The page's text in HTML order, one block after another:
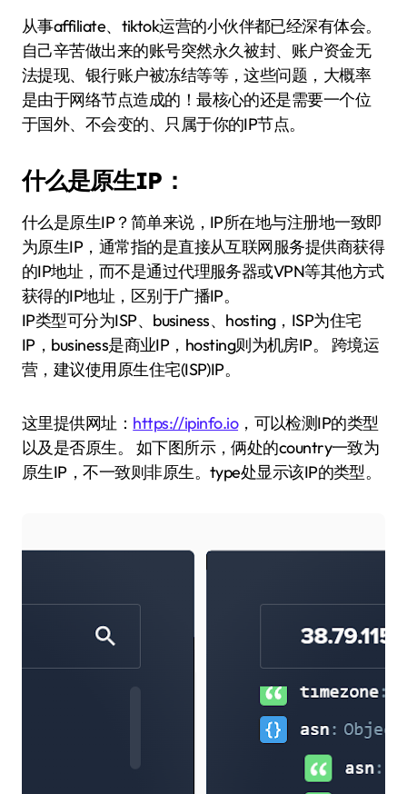
从事affiliate、tiktok运营的小伙伴都已经深有体会。
自己辛苦做出来的账号突然永久被封、账户资金无
法提现、银行账户被冻结等等，这些问题，大概率
是由于网络节点造成的！最核心的还是需要一个位
于国外、不会变的、只属于你的IP节点。
什么是原生IP：
什么是原生IP？简单来说，IP所在地与注册地一致即
为原生IP，通常指的是直接从互联网服务提供商获得
的IP地址，而不是通过代理服务器或VPN等其他方式
获得的IP地址，区别于广播IP。
IP类型可分为ISP、business、hosting，ISP为住宅
IP，business是商业IP，hosting则为机房IP。 跨境运
营，建议使用原生住宅(ISP)IP。
这里提供网址： https://ipinfo.io，可以检测IP的类型
以及是否原生。 如下图所示，俩处的country一致为
原生IP，不一致则非原生。type处显示该IP的类型。